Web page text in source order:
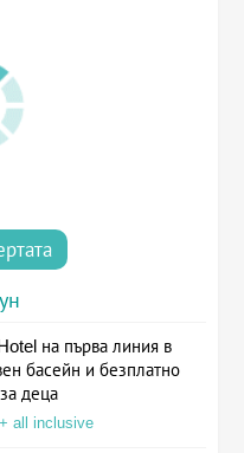
на първа линия в
басейн и безплатно
деца
all inclusive